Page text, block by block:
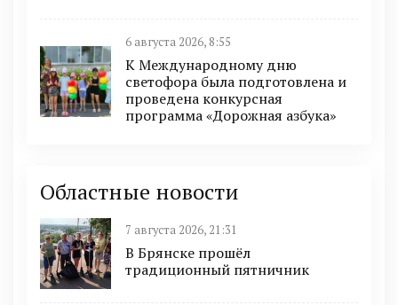
6 августа 2026, 8:55
К Международному дню
светофора была подготовлена и
проведена конкурсная
программа «Дорожная азбука»
Областные новости
7 августа 2026, 21:31
В Брянске прошёл
традиционный пятничник